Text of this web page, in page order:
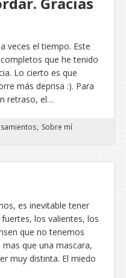
veces el tiempo. Este
que he tenido
Lo cierto es que
más deprisa :). Para
retraso, el…
Sobre mí
es inevitable tener
los valientes, los
que no tenemos
que una mascara,
muy distinta. El miedo